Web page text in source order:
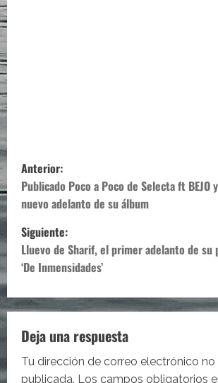
N
a
v
e
g
a
c
i
Anterior:
Publicado Poco a Poco de Selecta ft BEJO
nuevo adelanto de su álbum
Siguiente:
Lluevo de Sharif, el primer adelanto de su
‘De Inmensidades’
Deja una respuesta
Tu dirección de correo electrónico no
publicada. Los campos obligatorios